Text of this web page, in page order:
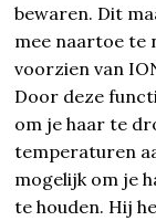
bewaren. Dit
mee naartoe te
voorzien van
Door deze
om je haar te
temperaturen
mogelijk om je
te houden. Hij